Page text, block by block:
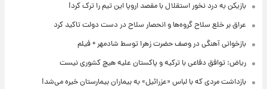
بازیکن به درد نخور استقلال با مقصد اروپا این تیم را ترک کرد!
عراق بر خلع سلاح گروه‌ها و انحصار سلاح در دست دولت تاکید کرد
بازخوانی آهنگی در وصف حضرت زهرا توسط شادمهر + فیلم
ریاض: توافق دفاعی با ترکیه و پاکستان علیه هیچ کشوری نیست
بازداشت مردی که با لباس «عزرائیل» به بیماران بیمارستان خیره می‌شد!